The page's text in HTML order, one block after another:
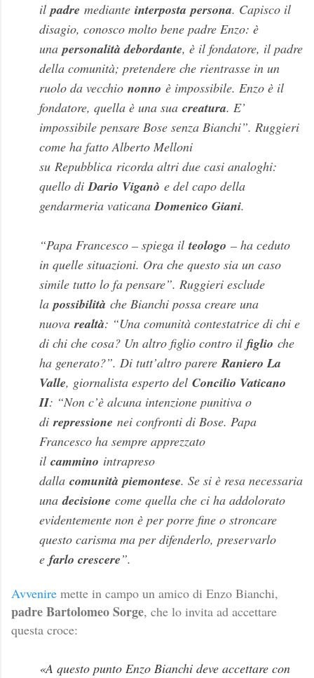
il padre mediante interposta persona. Capisco il
disagio, conosco molto bene padre Enzo: è
una personalità debordante, è il fondatore, il padre
della comunità; pretendere che rientrasse in un
ruolo da vecchio nonno è impossibile. Enzo è il
fondatore, quella è una sua creatura. E’
impossibile pensare Bose senza Bianchi”. Ruggieri
come ha fatto Alberto Melloni
su Repubblica ricorda altri due casi analoghi:
quello di Dario Viganò e del capo della
gendarmeria vaticana Domenico Giani.
“Papa Francesco – spiega il teologo – ha ceduto
in quelle situazioni. Ora che questo sia un caso
simile tutto lo fa pensare”. Ruggieri esclude
la possibilità che Bianchi possa creare una
nuova realtà: “Una comunità contestatrice di chi e
di chi che cosa? Un altro figlio contro il figlio che
ha generato?”. Di tutt’altro parere Raniero La
Valle, giornalista esperto del Concilio Vaticano
II: “Non c’è alcuna intenzione punitiva o
di repressione nei confronti di Bose. Papa
Francesco ha sempre apprezzato
il cammino intrapreso
dalla comunità piemontese. Se si è resa necessaria
una decisione come quella che ci ha addolorato
evidentemente non è per porre fine o stroncare
questo carisma ma per difenderlo, preservarlo
e farlo crescere”.
Avvenire mette in campo un amico di Enzo Bianchi,
padre Bartolomeo Sorge, che lo invita ad accettare
questa croce:
«A questo punto Enzo Bianchi deve accettare con